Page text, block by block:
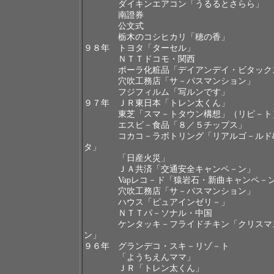
ダイキンエアコン「うるるとさらら」
南證券
公文式
栃木のコシヒカリ「穂の香」
９８年 トヨタ「ターセル」
ＮＴＴドコモ・関西
ポーラ化粧品「デイアンデイ・ビタック
穴吹工務店「サ－パスマンション」
フジフィルム「写ルンです」
９７年 ＪＲ東日本「トレン太くん」
東芝「スマ－トタウン構想」（リピ－ト
エスビ－食品「８／５チップス」
コカコ－ラボトリング「リアルゴ－ルド
タ」
「日産火災」
ＪＡ共済「交通安全キャンペ－ン」
Vapレコ－ド「猿岩石・新曲キャンペ－
穴吹工務店「サ－パスマンション」
ハウス「ピュアインゼリ－」
ＮＴＴパ－ソナル・中国
ケンタッキ－フライドチキン「クリスマ
ン」
９６年 グランデコ・スキ－リゾ－ト
「ようちえんママ」
ＪＲ「トレン太くん」